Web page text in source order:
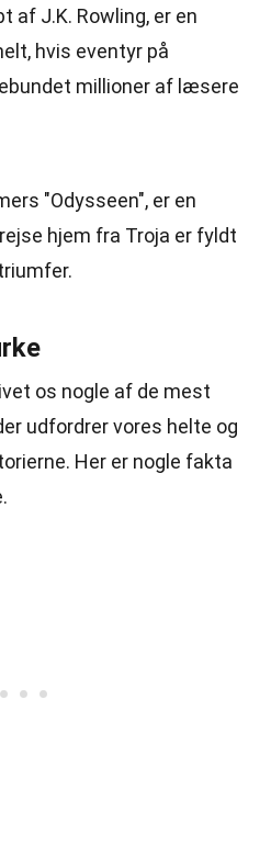
af J.K. Rowling, er en
hvis eventyr på
millioner af læsere
"Odysseen", er en
hjem fra Troja er fyldt
os nogle af de mest
udfordrer vores helte og
Her er nogle fakta